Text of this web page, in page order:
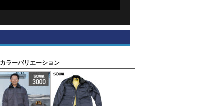
カラーバリエーション